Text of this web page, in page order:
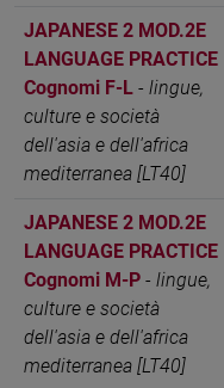
JAPANESE 2 MOD.2E
LANGUAGE PRACTICE
Cognomi F-L - lingue,
culture e società
dell'asia e dell'africa
mediterranea [LT40]
JAPANESE 2 MOD.2E
LANGUAGE PRACTICE
Cognomi M-P - lingue,
culture e società
dell'asia e dell'africa
mediterranea [LT40]